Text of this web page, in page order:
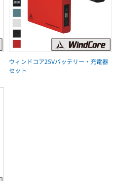
ウィンドコア25Vバッテリー・充電器
セット